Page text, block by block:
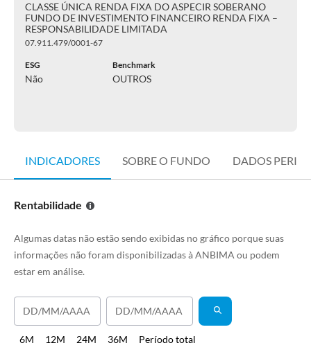
CLASSE ÚNICA RENDA FIXA DO ASPECIR SOBERANO
FUNDO DE INVESTIMENTO FINANCEIRO RENDA FIXA –
RESPONSABILIDADE LIMITADA
07.911.479/0001-67
ESG
Não
Benchmark
OUTROS
INDICADORES SOBRE O FUNDO DADOS
Rentabilidade
Algumas datas não estão sendo exibidas no gráfico porque suas
informações não foram disponibilizadas à ANBIMA ou podem
estar em análise.
6M 12M 24M 36M Período total